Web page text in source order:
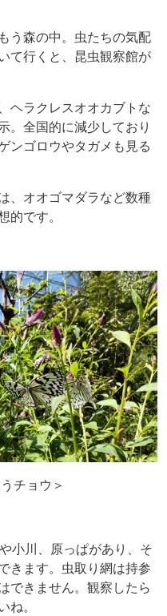
う森の中。虫たちの気配
て行くと、昆虫観察館が
ヘラクレスオオカブトな
。全国的に減少しており
ンゴロウやタガメも見る
、オオゴマダラなど数種
です。
チョウ＞
小川、原っぱがあり、そ
きます。虫取り網は持参
できません。観察したら
。